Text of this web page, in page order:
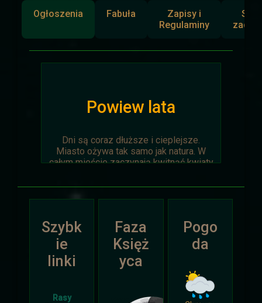
Ogłoszenia Fabuła
Zapisy i
Regulaminy
Powiew lata
Dni są coraz dłuższe i cieplejsze.
Miasto ożywa tak samo jak natura. W
całym mieście zaczynają kwitnąć kwiaty
niej udział niech napisze do
Dariusza.
Otrzyma mały upominek.
Atak Zimy i Święta
Szybk
ie
linki
Rasy
Faza
Księż
yca
Pogo
da